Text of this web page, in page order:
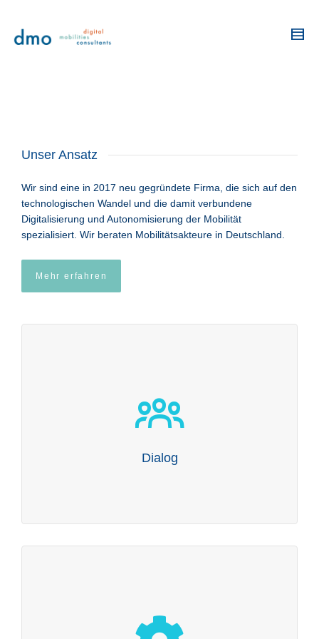
Unser Ansatz
Wir sind eine in 2017 neu gegründete Firma, die sich auf den
technologischen Wandel und die damit verbundene
Digitalisierung und Autonomisierung der Mobilität
spezialisiert. Wir beraten Mobilitätsakteure in Deutschland.
Mehr erfahren
Dialog
Beratung fängt mit Dialog an. Und geht mit Umsetzung
Wir sind ein vielseitiges Kompetenzteam mit